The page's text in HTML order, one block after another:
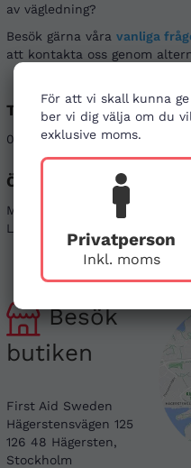
För att vi skall kunna
ber vi dig välja om du
exklusive moms.
Privatperson
Inkl. moms
av vägledning?
Besök gärna våra vanliga
att kontakta oss genom
Telefon
08-121 464 90
Öppettider
Mån - Fre 08-17
Lör & Sön - stängt
Besök
butiken
First Aid Sweden
Hägerstensvägen 125
126 48 Hägersten,
Stockholm